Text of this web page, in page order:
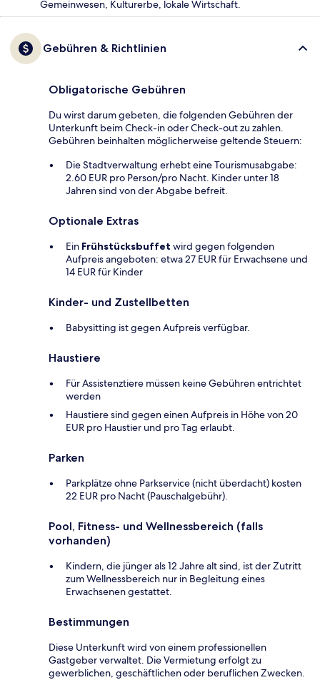
Gemeinwesen, Kulturerbe, lokale Wirtschaft.
Gebühren & Richtlinien
Obligatorische Gebühren
Du wirst darum gebeten, die folgenden Gebühren der
Unterkunft beim Check-in oder Check-out zu zahlen.
Gebühren beinhalten möglicherweise geltende Steuern:
Die Stadtverwaltung erhebt eine Tourismusabgabe:
2.60 EUR pro Person/pro Nacht. Kinder unter 18
Jahren sind von der Abgabe befreit.
Optionale Extras
Ein Frühstücksbuffet wird gegen folgenden
Aufpreis angeboten: etwa 27 EUR für Erwachsene und
14 EUR für Kinder
Kinder- und Zustellbetten
Babysitting ist gegen Aufpreis verfügbar.
Haustiere
Für Assistenztiere müssen keine Gebühren entrichtet
werden
Haustiere sind gegen einen Aufpreis in Höhe von 20
EUR pro Haustier und pro Tag erlaubt.
Parken
Parkplätze ohne Parkservice (nicht überdacht) kosten
22 EUR pro Nacht (Pauschalgebühr).
Pool, Fitness- und Wellnessbereich (falls
vorhanden)
Kindern, die jünger als 12 Jahre alt sind, ist der Zutritt
zum Wellnessbereich nur in Begleitung eines
Erwachsenen gestattet.
Bestimmungen
Diese Unterkunft wird von einem professionellen
Gastgeber verwaltet. Die Vermietung erfolgt zu
gewerblichen, geschäftlichen oder beruflichen Zwecken.